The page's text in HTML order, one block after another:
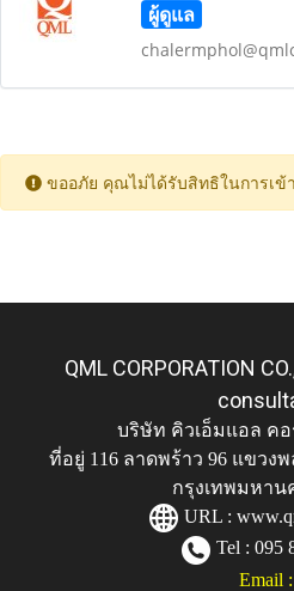
ผู้ดูแล
ขออภัย คุณไม่ได้รับสิทธิในการเข้
QML CORPORATION
บริษัท คิวเอ็มแอล ค
ที่อยู่ 116 ลาดพร้าว 96 แขวง
กรุงเทพมหาน
URL :
Tel : 095
Email :